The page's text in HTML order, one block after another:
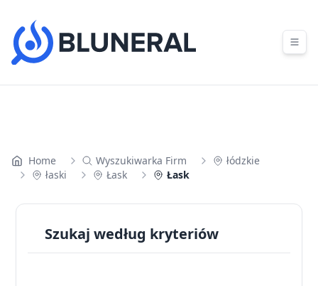
Home Wyszukiwarka Firm
łódzkie
łaski
Łask Łask
Szukaj według kryteriów